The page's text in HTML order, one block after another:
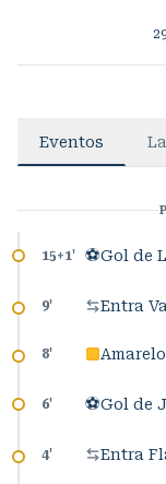
Eventos
15+1' ⚽Gol de
9' Entra
8'
6' ⚽Gol de
4' Entra